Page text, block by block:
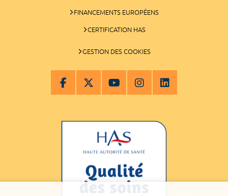
FINANCEMENTS EUROPÉENS
CERTIFICATION HAS
GESTION DES COOKIES